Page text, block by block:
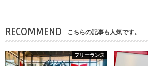
RECOMMEND こちらの記事も人気です。
フリーランス